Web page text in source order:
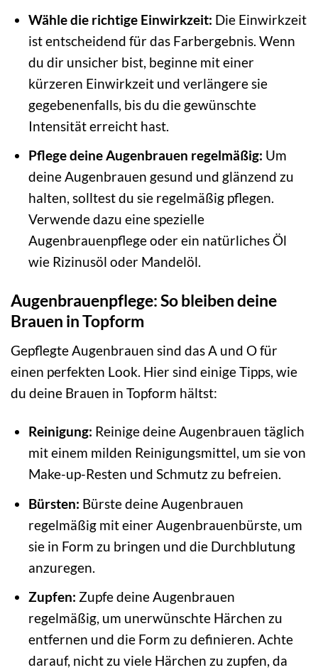
Wähle die richtige Einwirkzeit: Die Einwirkzeit
ist entscheidend für das Farbergebnis. Wenn
du dir unsicher bist, beginne mit einer
kürzeren Einwirkzeit und verlängere sie
gegebenenfalls, bis du die gewünschte
Intensität erreicht hast.
Pflege deine Augenbrauen regelmäßig: Um
deine Augenbrauen gesund und glänzend zu
halten, solltest du sie regelmäßig pflegen.
Verwende dazu eine spezielle
Augenbrauenpflege oder ein natürliches Öl
wie Rizinusöl oder Mandelöl.
Augenbrauenpflege: So bleiben deine
Brauen in Topform
Gepflegte Augenbrauen sind das A und O für
einen perfekten Look. Hier sind einige Tipps, wie
du deine Brauen in Topform hältst:
Reinigung: Reinige deine Augenbrauen täglich
mit einem milden Reinigungsmittel, um sie von
Make-up-Resten und Schmutz zu befreien.
Bürsten: Bürste deine Augenbrauen
regelmäßig mit einer Augenbrauenbürste, um
sie in Form zu bringen und die Durchblutung
anzuregen.
Zupfen: Zupfe deine Augenbrauen
regelmäßig, um unerwünschte Härchen zu
entfernen und die Form zu definieren. Achte
darauf, nicht zu viele Härchen zu zupfen, da